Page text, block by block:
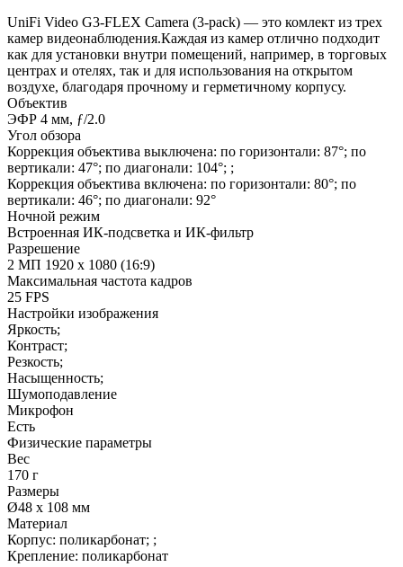
UniFi Video G3-FLEX Camera (3-pack) — это комлект из трех
камер видеонаблюдения.Каждая из камер отлично подходит
как для установки внутри помещений, например, в торговых
центрах и отелях, так и для использования на открытом
воздухе, благодаря прочному и герметичному корпусу.
Объектив
ЭФР 4 мм, ƒ/2.0
Угол обзора
Коррекция объектива выключена: по горизонтали: 87°; по
вертикали: 47°; по диагонали: 104°; ;
Коррекция объектива включена: по горизонтали: 80°; по
вертикали: 46°; по диагонали: 92°
Ночной режим
Встроенная ИК-подсветка и ИК-фильтр
Разрешение
2 МП 1920 x 1080 (16:9)
Максимальная частота кадров
25 FPS
Настройки изображения
Яркость;
Контраст;
Резкость;
Насыщенность;
Шумоподавление
Микрофон
Есть
Физические параметры
Вес
170 г
Размеры
Ø48 x 108 мм
Материал
Корпус: поликарбонат; ;
Крепление: поликарбонат